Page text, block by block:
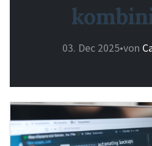
03. Dec 2025•von